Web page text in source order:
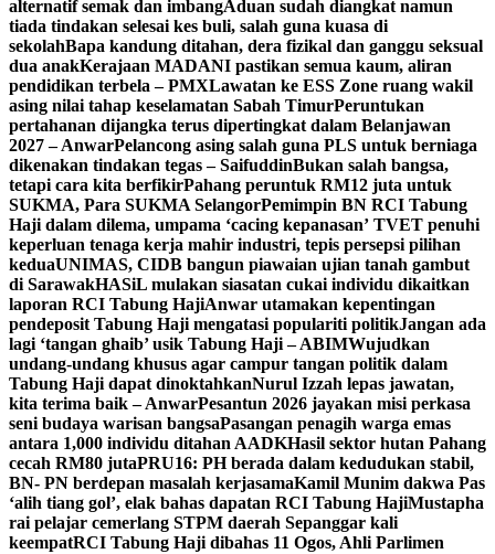
alternatif semak dan imbangAduan sudah diangkat namun
tiada tindakan selesai kes buli, salah guna kuasa di
sekolahBapa kandung ditahan, dera fizikal dan ganggu seksual
dua anakKerajaan MADANI pastikan semua kaum, aliran
pendidikan terbela – PMXLawatan ke ESS Zone ruang wakil
asing nilai tahap keselamatan Sabah TimurPeruntukan
pertahanan dijangka terus dipertingkat dalam Belanjawan
2027 – AnwarPelancong asing salah guna PLS untuk berniaga
dikenakan tindakan tegas – SaifuddinBukan salah bangsa,
tetapi cara kita berfikirPahang peruntuk RM12 juta untuk
SUKMA, Para SUKMA SelangorPemimpin BN RCI Tabung
Haji dalam dilema, umpama ‘cacing kepanasan’ TVET penuhi
keperluan tenaga kerja mahir industri, tepis persepsi pilihan
keduaUNIMAS, CIDB bangun piawaian ujian tanah gambut
di SarawakHASiL mulakan siasatan cukai individu dikaitkan
laporan RCI Tabung HajiAnwar utamakan kepentingan
pendeposit Tabung Haji mengatasi populariti politikJangan ada
lagi ‘tangan ghaib’ usik Tabung Haji – ABIMWujudkan
undang-undang khusus agar campur tangan politik dalam
Tabung Haji dapat dinoktahkanNurul Izzah lepas jawatan,
kita terima baik – AnwarPesantun 2026 jayakan misi perkasa
seni budaya warisan bangsaPasangan penagih warga emas
antara 1,000 individu ditahan AADKHasil sektor hutan Pahang
cecah RM80 jutaPRU16: PH berada dalam kedudukan stabil,
BN- PN berdepan masalah kerjasamaKamil Munim dakwa Pas
‘alih tiang gol’, elak bahas dapatan RCI Tabung HajiMustapha
rai pelajar cemerlang STPM daerah Sepanggar kali
keempatRCI Tabung Haji dibahas 11 Ogos, Ahli Parlimen